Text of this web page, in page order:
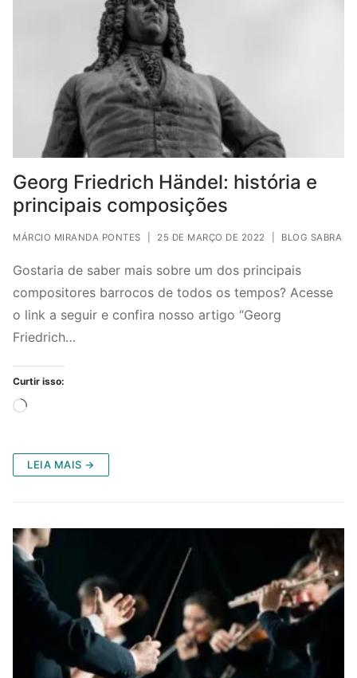
Georg Friedrich Händel: história e
principais composições
MÁRCIO MIRANDA PONTES 25 DE MARÇO DE 2022 BLOG SABRA
Gostaria de saber mais sobre um dos principais
compositores barrocos de todos os tempos? Acesse
o link a seguir e confira nosso artigo “Georg
Friedrich…
Curtir isso:
Carregando...
LEIA MAIS →